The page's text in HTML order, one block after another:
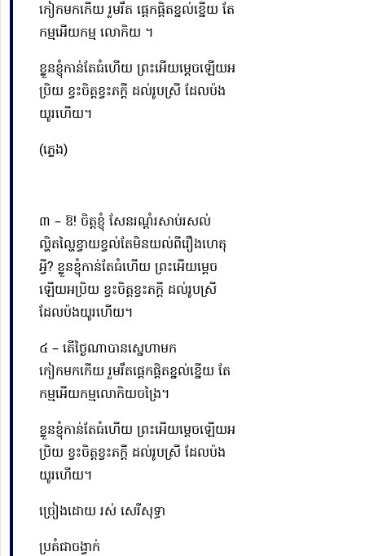
កៀកមកកើយ រួមរឹត ផ្ដេកផ្ដិតខ្នល់ខ្នើយ តែ
កម្មអើយកម្ម​ លោកិយ ។
ខ្លួនខ្ញុំកាន់តែធំហើយ ព្រះអើយម្ដេចឡើយអ
ប្រិយ ខ្វះចិត្តខ្វះភក្ដី ដល់រូបស្រី ដែលប៉ង
យូរហើយ។
(ភ្លេង)
៣ – ឱ!​ ចិត្តខ្ញុំ សែនរណ្ដំរសាប់រសល់
ល្ហិតល្ហៃខ្វាយខ្វល់តែមិនយល់ពីរឿងហេតុ
អ្វី? ខ្លួនខ្ញុំកាន់តែធំហើយ ព្រះអើយម្ដេច
ឡើយអប្រិយ ខ្វះចិត្តខ្វះភក្ដី ដល់រូបស្រី
ដែលប៉ងយូរហើយ។
៤ – តើថ្ងៃណាបានស្នេហាមក
កៀកមកកើយ រួមរឹតផ្ដេកផ្ដិតខ្នល់ខ្នើយ តែ
កម្មអើយកម្មលោកិយ​ចង្រៃ។
ខ្លួនខ្ញុំកាន់តែធំហើយ ព្រះអើយម្ដេចឡើយអ
ប្រិយ ខ្វះចិត្តខ្វះភក្ដី ដល់រូបស្រី ដែលប៉ង
យូរហើយ។
ច្រៀងដោយ រស់ សេរីសុទ្ធា
ប្រគំជាចង្វាក់